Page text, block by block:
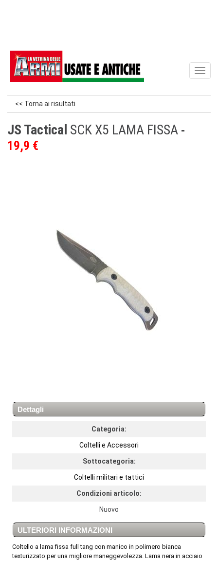
<< Torna ai risultati
JS Tactical SCK X5 LAMA FISSA
19,9 €
Dettagli
Categoria:
Coltelli e Accessori
Sottocategoria:
Coltelli militari e tattici
Condizioni articolo:
Nuovo
ULTERIORI INFORMAZIONI
Coltello a lama fissa full tang con manico in polimero bianca
texturizzato per una migliore maneggevolezza. Lama nera in acciaio